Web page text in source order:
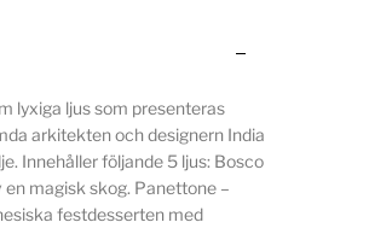
lyxiga ljus som presenteras
arkitekten och designern India
Innehåller följande 5 ljus: Bosco
magisk skog. Panettone –
festdesserten med